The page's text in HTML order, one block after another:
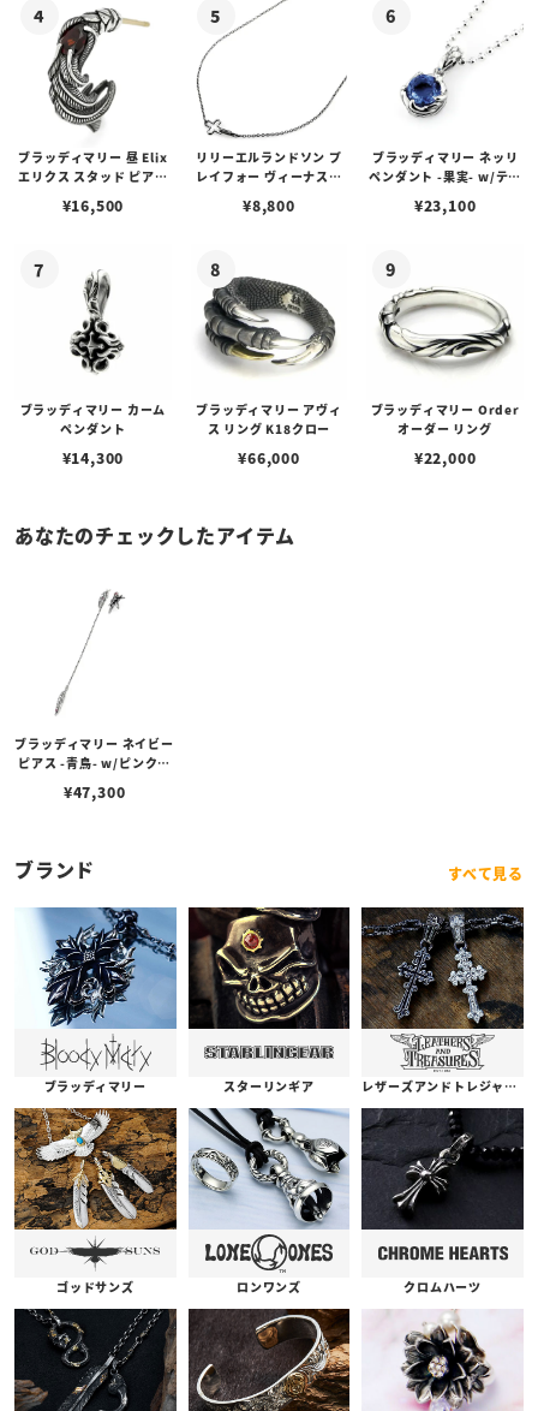
ブラッディマリー 昼 Elix
エリクス スタッド ピアス
¥16,500
リリーエルランドソン プ
レイフォー ヴィーナスチ
¥8,800
ブラッディマリー ネッリ
ペンダント -果実- w/ティ
¥23,100
ブラッディマリー カーム
ペンダント
¥14,300
ブラッディマリー アヴィ
ス リング K18クロー
¥66,000
ブラッディマリー Order
オーダー リング
¥22,000
あなたのチェックしたアイテム
ブラッディマリー ネイビー
ピアス -青鳥- w/ピンクト
ア
¥47,300
ブランド すべて見る
ブラッディマリー スターリンギア レザーズアンドトレジャーズ
ゴッドサンズ ロンワンズ クロムハーツ